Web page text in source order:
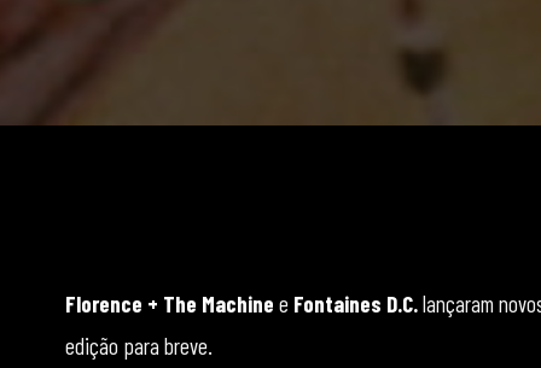
Florence + The Machine e Fontaines D.C.lançaram
edição para breve.